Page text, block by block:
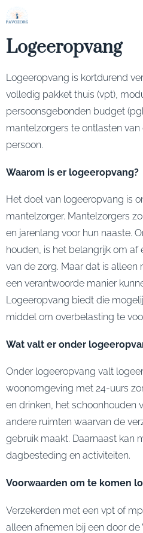
Logeeropvang
Logeeropvang is kortdurend
volledig pakket thuis (vpt),
persoonsgebonden budget
mantelzorgers te ontlasten
persoon.
Waarom is er logeeropvang?
Het doel van logeeropvang is
mantelzorger. Mantelzorgers
en jarenlang voor hun naaste.
houden, is het belangrijk om af
van de zorg. Maar dat is alleen
een verantwoorde manier
Logeeropvang biedt die
middel om overbelasting te
Wat valt er onder
Onder logeeropvang valt
woonomgeving met 24-uurs
en drinken, het schoonhouden
andere ruimten waarvan de
gebruik maakt. Daarnaast kan
dagbesteding en activiteiten.
Voorwaarden om te komen
Verzekerden met een vpt of
alleen afnemen bij een door